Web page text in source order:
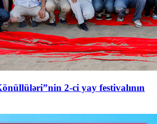
2-ci yay festivalının